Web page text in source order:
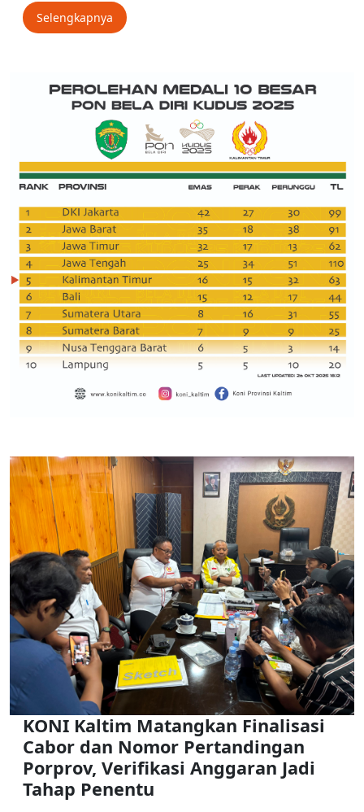
Selengkapnya
KONI Kaltim Matangkan Finalisasi
Cabor dan Nomor Pertandingan
Porprov, Verifikasi Anggaran Jadi
Tahap Penentu